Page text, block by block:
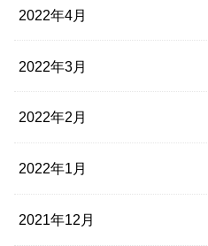
2022年4月
2022年3月
2022年2月
2022年1月
2021年12月